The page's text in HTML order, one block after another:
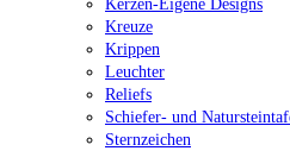
Kerzen-Eigene Designs
Kreuze
Krippen
Leuchter
Reliefs
Schiefer- und
Sternzeichen